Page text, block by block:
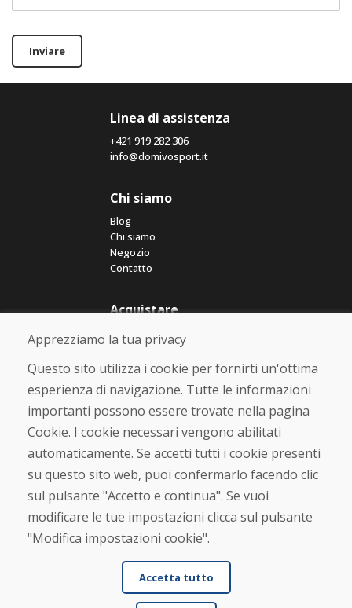
Inviare
Linea di assistenza
+421 919 282 306
info@domivosport.it
Chi siamo
Blog
Chi siamo
Negozio
Contatto
Acquistare
Negozio online
Termini e condizioni commerciali
Spedizione e pagamento
Reso e cambio merce
Protezione dei dati personali
Cookies
Verificato dai clienti
★★★★★
Apprezziamo la tua privacy
Questo sito utilizza i cookie per fornirti un'ottima
esperienza di navigazione. Tutte le informazioni
importanti possono essere trovate nella pagina
Cookie. I cookie necessari vengono abilitati
automaticamente. Se accetti tutti i cookie presenti
su questo sito web, puoi confermarlo facendo clic
sul pulsante "Accetto e continua". Se vuoi
modificare le tue impostazioni clicca sul pulsante
"Modifica impostazioni cookie".
Accetta tutto